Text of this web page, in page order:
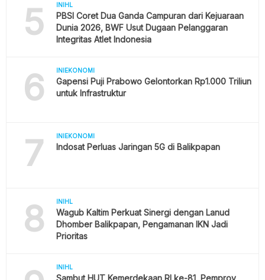
5 INIHL
PBSI Coret Dua Ganda Campuran dari Kejuaraan
Dunia 2026, BWF Usut Dugaan Pelanggaran
Integritas Atlet Indonesia
6 INIEKONOMI
Gapensi Puji Prabowo Gelontorkan Rp1.000 Triliun
untuk Infrastruktur
7 INIEKONOMI
Indosat Perluas Jaringan 5G di Balikpapan
8 INIHL
Wagub Kaltim Perkuat Sinergi dengan Lanud
Dhomber Balikpapan, Pengamanan IKN Jadi
Prioritas
INIHL